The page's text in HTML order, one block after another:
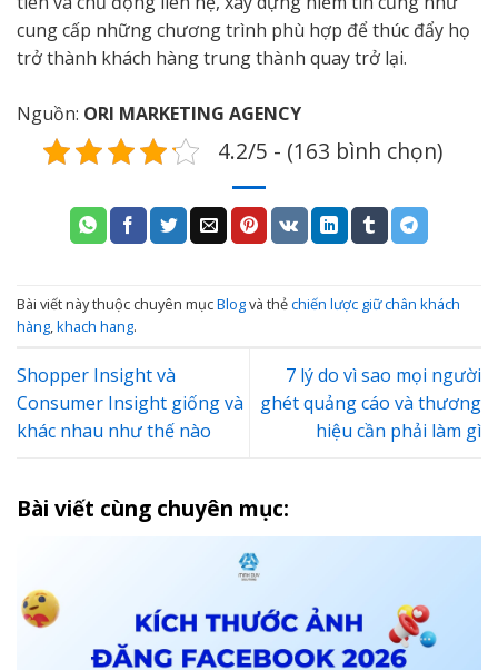
cung cấp những chương trình phù hợp để thúc đẩy họ
trở thành khách hàng trung thành quay trở lại.
Nguồn: ORI MARKETING AGENCY
4.2/5 - (163 bình chọn)
Bài viết này thuộc chuyên mụcBlogvà thẻchiến lược giữ chân khách
hàng,khach hang.
Shopper Insight và
Consumer Insight giống và
khác nhau như thế nào
7 lý do vì sao mọi người
ghét quảng cáo và thương
hiệu cần phải làm gì
Bài viết cùng chuyên mục: